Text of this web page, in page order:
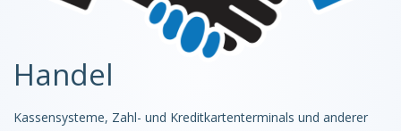
Handel
Kassensysteme, Zahl- und Kreditkartenterminals und anderer